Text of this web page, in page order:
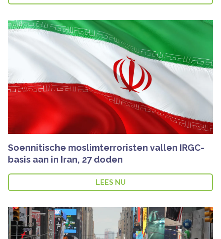
Soennitische moslimterroristen vallen IRGC-
basis aan in Iran, 27 doden
LEES NU